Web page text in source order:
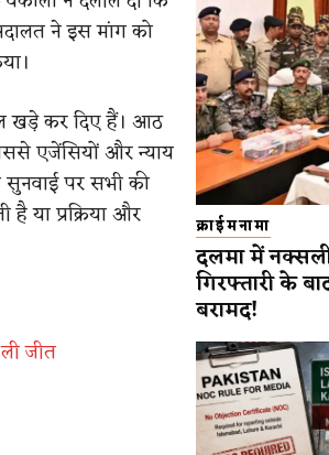
ने इस मांग को
खड़े कर दिए हैं। आठ
एजेंसियों और न्याय
सुनवाई पर सभी की
या प्रक्रिया और
जीत
क्राईमनामा
दलमा में
गिरफ्तारी के
बरामद!